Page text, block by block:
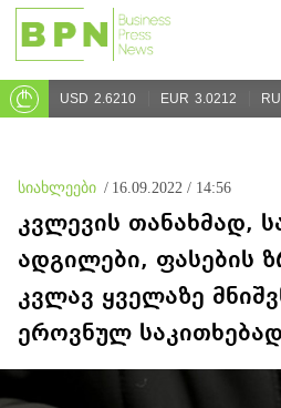
USD 2.6210 EUR 3.0212
სიახლეები / 16.09.2022 / 14:56
კვლევის თანახმად,
ადგილები, ფასების
კვლავ ყველაზე
ეროვნულ